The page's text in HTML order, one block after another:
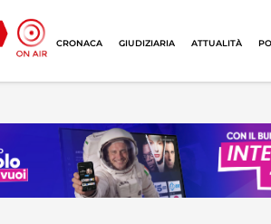
CRONACA GIUDIZIARIA ATTUALITÀ